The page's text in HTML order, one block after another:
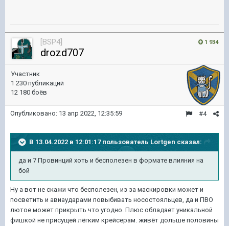
1 934
[BSP4]
drozd707
Участник
1 230 публикаций
12 180 боёв
#4
Опубликовано: 13 апр 2022, 12:35:59
В 13.04.2022 в 12:01:17 пользователь Lortgen сказал:
да и 7 Провинций хоть и бесполезен в формате влияния на
бой
Ну а вот не скажи что бесполезен, из за маскировки может и
посветить и авиаударами повыбивать носостояльцев, да и ПВО
лютое может прикрыть что угодно. Плюс обладает уникальной
фишкой не присущей лёгким крейсерам. живёт дольше половины